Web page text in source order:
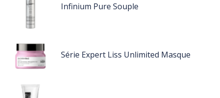
Infinium Pure Souple
Série Expert Liss Unlimited Masque